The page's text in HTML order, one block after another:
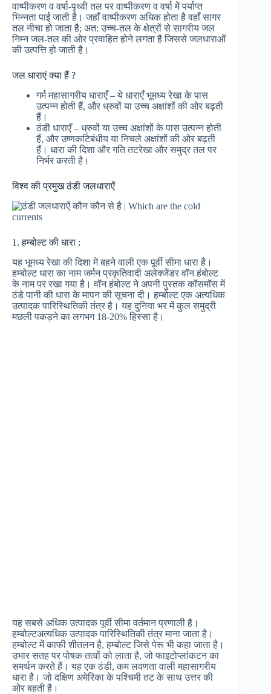
वाष्पीकरण व वर्षा-पृथ्वी तल पर वाष्पीकरण व वर्षा में पर्याप्त
भिन्नता पाई जाती है। जहाँ वाष्पीकरण अधिक होता है वहाँ सागर
तल नीचा हो जाता है; अत: उच्च-तल के क्षेत्रों से सागरीय जल
निम्न जल-तल की ओर प्रवाहित होने लगता है जिससे जलधाराओं
की उत्पत्ति हो जाती है।
जल धाराएं क्या हैं ?
गर्म महासागरीय धाराएँ – ये धाराएँ भूमध्य रेखा के पास
उत्पन्न होती हैं, और ध्रुवों या उच्च अक्षांशों की ओर बढ़ती
हैं।
ठंडी धाराएँ – ध्रुवों या उच्च अक्षांशों के पास उत्पन्न होती
हैं, और उष्णकटिबंधीय या निचले अक्षांशों की ओर बढ़ती
हैं। धारा की दिशा और गति तटरेखा और समुद्र तल पर
निर्भर करती है।
विश्व की प्रमुख ठंडी जलधाराऐं
1. हम्बोल्ट की धारा :
यह भूमध्य रेखा की दिशा में बहने वाली एक पूर्वी सीमा धारा है।
हम्बोल्ट धारा का नाम जर्मन प्रकृतिवादी अलेक्जेंडर वॉन हंबोल्ट
के नाम पर रखा गया है। वॉन हंबोल्ट ने अपनी पुस्तक कॉसमॉस में
ठंडे पानी की धारा के मापन की सूचना दी। हम्बोल्ट एक अत्यधिक
उत्पादक पारिस्थितिकी तंत्र है। यह दुनिया भर में कुल समुद्री
मछली पकड़ने का लगभग 18-20% हिस्सा है।
यह सबसे अधिक उत्पादक पूर्वी सीमा वर्तमान प्रणाली है।
हम्बोल्टअत्यधिक उत्पादक पारिस्थितिकी तंत्र माना जाता है।
हम्बोल्ट में काफी शीतलन है, हम्बोल्ट जिसे पेरू भी कहा जाता है।
उभार सतह पर पोषक तत्वों को लाता है, जो फाइटोप्लांकटन का
समर्थन करते हैं। यह एक ठंडी, कम लवणता वाली महासागरीय
धारा है। जो दक्षिण अमेरिका के पश्चिमी तट के साथ उत्तर की
ओर बहती है।